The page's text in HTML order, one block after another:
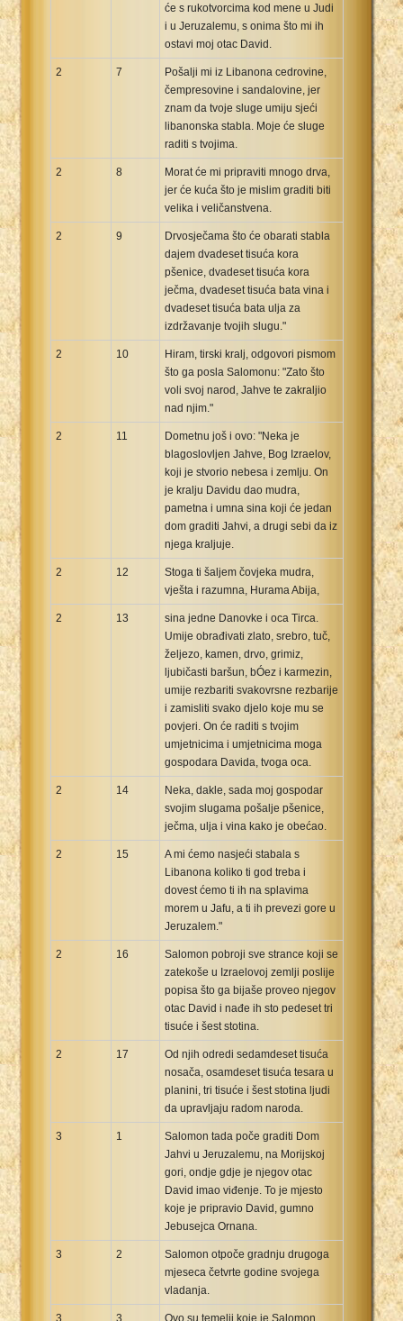
će s rukotvorcima kod mene u Judi
i u Jeruzalemu, s onima što mi ih
ostavi moj otac David.
2 7
Pošalji mi iz Libanona cedrovine,
čempresovine i sandalovine, jer
znam da tvoje sluge umiju sjeći
libanonska stabla. Moje će sluge
raditi s tvojima.
2 8
Morat će mi pripraviti mnogo drva,
jer će kuća što je mislim graditi biti
velika i veličanstvena.
2 9
Drvosječama što će obarati stabla
dajem dvadeset tisuća kora
pšenice, dvadeset tisuća kora
ječma, dvadeset tisuća bata vina i
dvadeset tisuća bata ulja za
izdržavanje tvojih slugu."
2 10
Hiram, tirski kralj, odgovori pismom
što ga posla Salomonu: "Zato što
voli svoj narod, Jahve te zakraljio
nad njim."
2 11
Dometnu još i ovo: "Neka je
blagoslovljen Jahve, Bog Izraelov,
koji je stvorio nebesa i zemlju. On
je kralju Davidu dao mudra,
pametna i umna sina koji će jedan
dom graditi Jahvi, a drugi sebi da iz
njega kraljuje.
2 12
Stoga ti šaljem čovjeka mudra,
vješta i razumna, Hurama Abija,
2 13
sina jedne Danovke i oca Tirca.
Umije obrađivati zlato, srebro, tuč,
željezo, kamen, drvo, grimiz,
ljubičasti baršun, bÓez i karmezin,
umije rezbariti svakovrsne rezbarije
i zamisliti svako djelo koje mu se
povjeri. On će raditi s tvojim
umjetnicima i umjetnicima moga
gospodara Davida, tvoga oca.
2 14
Neka, dakle, sada moj gospodar
svojim slugama pošalje pšenice,
ječma, ulja i vina kako je obećao.
2 15
A mi ćemo nasjeći stabala s
Libanona koliko ti god treba i
dovest ćemo ti ih na splavima
morem u Jafu, a ti ih prevezi gore u
Jeruzalem."
2 16
Salomon pobroji sve strance koji se
zatekoše u Izraelovoj zemlji poslije
popisa što ga bijaše proveo njegov
otac David i nađe ih sto pedeset tri
tisuće i šest stotina.
2 17
Od njih odredi sedamdeset tisuća
nosača, osamdeset tisuća tesara u
planini, tri tisuće i šest stotina ljudi
da upravljaju radom naroda.
3 1
Salomon tada poče graditi Dom
Jahvi u Jeruzalemu, na Morijskoj
gori, ondje gdje je njegov otac
David imao viđenje. To je mjesto
koje je pripravio David, gumno
Jebusejca Ornana.
3 2
Salomon otpoče gradnju drugoga
mjeseca četvrte godine svojega
vladanja.
3 3
Ovo su temelji koje je Salomon